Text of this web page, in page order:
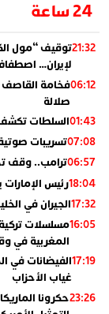
24 ساعة
21:32توقيف “مول
لإيران…
06:12فخامة القاصف
صلالة
01:43السلطات تكشف
07:08تسريبات صوتية
06:57ترامب.. وقف
18:04رئيس الإمارات
17:32الجيران في
16:05مسلسلات تركية
المغربية في
17:19الفيضانات في
غياب الأحزاب
23:26حكرونا